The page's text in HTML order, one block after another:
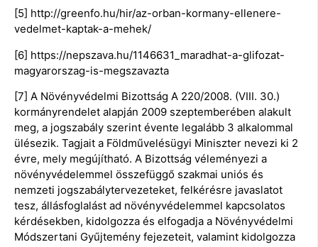
[5] http://greenfo.hu/hir/az-orban-kormany-ellenere-
vedelmet-kaptak-a-mehek/
[6] https://nepszava.hu/1146631_maradhat-a-glifozat-
magyarorszag-is-megszavazta
[7] A Növényvédelmi Bizottság A 220/2008. (VIII. 30.)
kormányrendelet alapján 2009 szeptemberében alakult
meg, a jogszabály szerint évente legalább 3 alkalommal
ülésezik. Tagjait a Földművelésügyi Miniszter nevezi ki 2
évre, mely megújítható. A Bizottság véleményezi a
növényvédelemmel összefüggő szakmai uniós és
nemzeti jogszabálytervezeteket, felkérésre javaslatot
tesz, állásfoglalást ad növényvédelemmel kapcsolatos
kérdésekben, kidolgozza és elfogadja a Növényvédelmi
Módszertani Gyűjtemény fejezeteit, valamint kidolgozza